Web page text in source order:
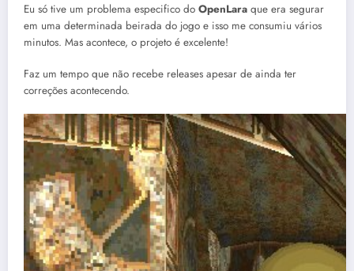
Eu só tive um problema especifico do OpenLara que era segurar
em uma determinada beirada do jogo e isso me consumiu vários
minutos. Mas acontece, o projeto é excelente!
Faz um tempo que não recebe releases apesar de ainda ter
correções acontecendo.